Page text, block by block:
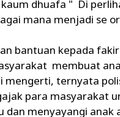
dhuafa " Di
mana menjadi se
bantuan kepada
membuat
mengerti, ternyata
para masyarakat
dan menyayangi anak